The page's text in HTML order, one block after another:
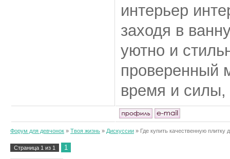
интерьер
заходя в
уютно и
проверенный
время и силы,
Форум для девчонок » Твоя жизнь » Дискуссии » Где купить качественную плитку
Страница 1 из 1 1